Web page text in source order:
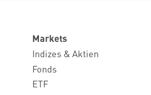
Markets
Indizes & Aktien
Fonds
ETF